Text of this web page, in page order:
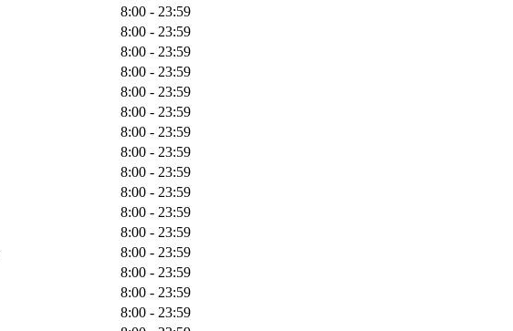
8:00 - 23:59
8:00 - 23:59
8:00 - 23:59
8:00 - 23:59
8:00 - 23:59
8:00 - 23:59
8:00 - 23:59
8:00 - 23:59
8:00 - 23:59
8:00 - 23:59
8:00 - 23:59
8:00 - 23:59
8:00 - 23:59
8:00 - 23:59
8:00 - 23:59
8:00 - 23:59